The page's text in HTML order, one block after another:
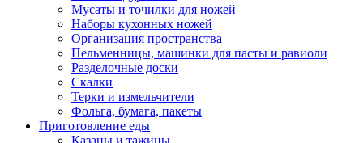
Мусаты и точилки для ножей
Наборы кухонных ножей
Организация пространства
Пельменницы, машинки для пасты и равиоли
Разделочные доски
Скалки
Терки и измельчители
Фольга, бумага, пакеты
Приготовление еды
Казаны и тажины